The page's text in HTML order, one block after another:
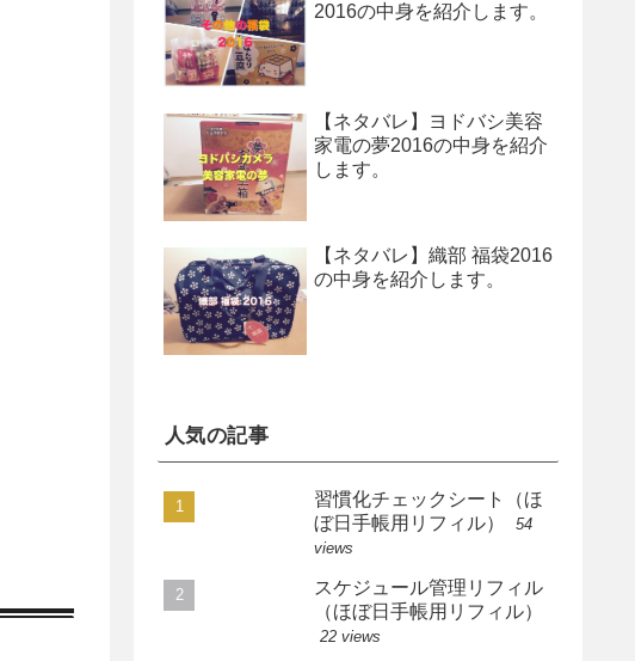
2016の中身を紹介します。
【ネタバレ】ヨドバシ美容
家電の夢2016の中身を紹介
します。
【ネタバレ】織部 福袋2016
の中身を紹介します。
人気の記事
習慣化チェックシート（ほ
ぼ日手帳用リフィル）
54
views
スケジュール管理リフィル
（ほぼ日手帳用リフィル）
22 views